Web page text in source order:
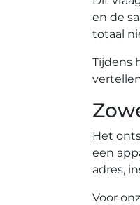
en de
totaal
Tijdens
Het
een
adres,
Voor